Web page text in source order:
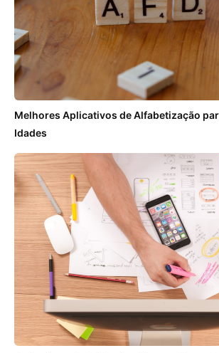
Melhores Aplicativos de Alfabetização
Idades